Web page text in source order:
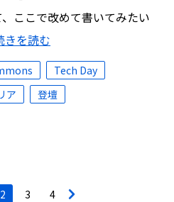
ここで改めて書いてみたい
きを読む
Tech Day
ア 登壇
2 3 4